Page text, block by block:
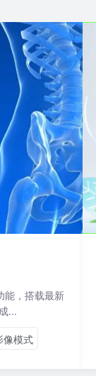
能，搭载最新
...
像模式